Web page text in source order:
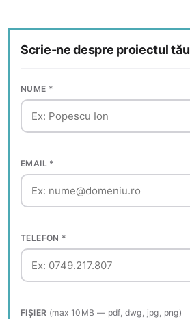
Scrie-ne despre proiectul tău
NUME *
EMAIL *
TELEFON *
FIȘIER (max 10MB — pdf, dwg, jpg, png)